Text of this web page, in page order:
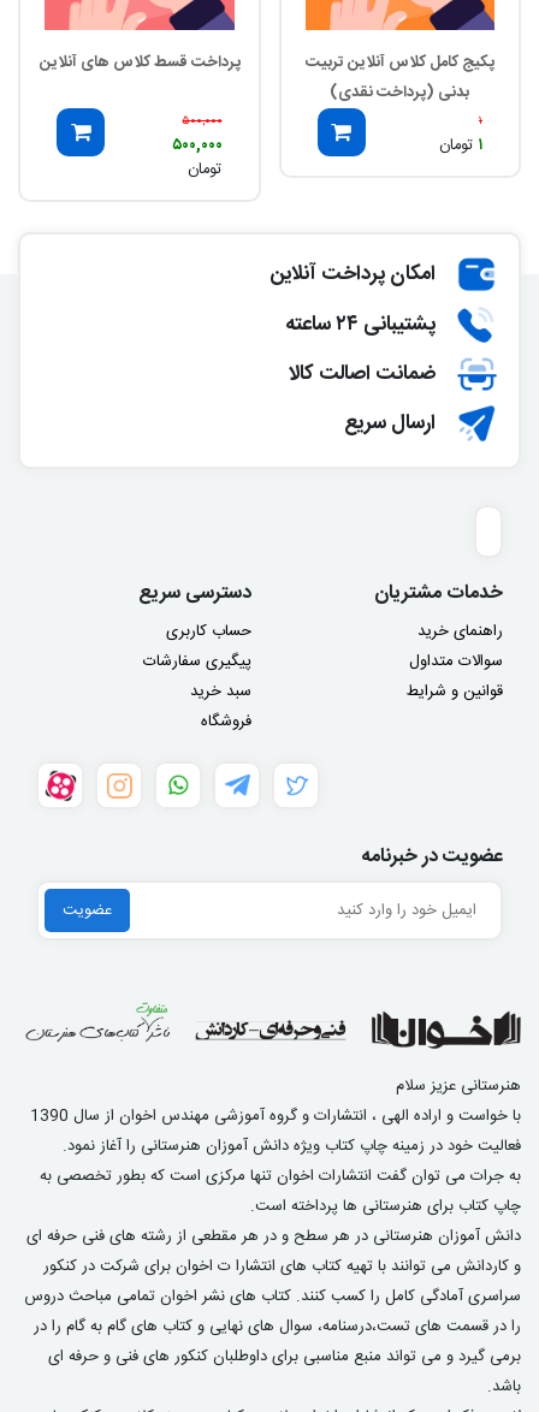
پکیج کامل کلاس آنلاین تربیت
بدنی (پرداخت نقدی)
۱
۱ تومان
پرداخت قسط کلاس های آنلاین
۵۰۰,۰۰۰
۵۰۰,۰۰۰
تومان
امکان پرداخت آنلاین
پشتیبانی ۲۴ ساعته
ضمانت اصالت کالا
ارسال سریع
خدمات مشتریان
راهنمای خرید
سوالات متداول
قوانین و شرایط
دسترسی سریع
حساب کاربری
پیگیری سفارشات
سبد خرید
فروشگاه
عضویت در خبرنامه
هنرستانی عزیز سلام
با خواست و اراده الهی ، انتشارات و گروه آموزشی مهندس اخوان از سال 1390
فعالیت خود در زمینه چاپ کتاب ویژه دانش آموزان هنرستانی را آغاز نمود.
به جرات می توان گفت انتشارات اخوان تنها مرکزی است که بطور تخصصی به
چاپ کتاب برای هنرستانی ها پرداخته است.
دانش آموزان هنرستانی در هر سطح و در هر مقطعی از رشته های فنی حرفه ای
و کاردانش می توانند با تهیه کتاب های انتشارا ت اخوان برای شرکت در کنکور
سراسری آمادگی کامل را کسب کنند. کتاب های نشر اخوان تمامی مباحث دروس
را در قسمت های تست،درسنامه، سوال های نهایی و کتاب های گام به گام را در
برمی گیرد و می تواند منبع مناسبی برای داوطلبان کنکور های فنی و حرفه ای
باشد.